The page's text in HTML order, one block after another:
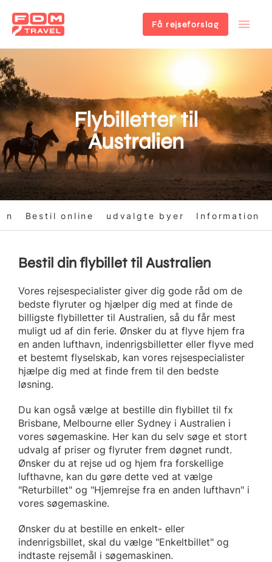
til
hovedindhold
Få rejseforslag
Flybilletter til
Australien
Bestil online udvalgte byer Information
Bestil din flybillet til Australien
Vores rejsespecialister giver dig gode råd om de
bedste flyruter og hjælper dig med at finde de
billigste flybilletter til Australien, så du får mest
muligt ud af din ferie. Ønsker du at flyve hjem fra
en anden lufthavn, indenrigsbilletter eller flyve med
et bestemt flyselskab, kan vores rejsespecialister
hjælpe dig med at finde frem til den bedste
løsning.
Du kan også vælge at bestille din flybillet til fx
Brisbane, Melbourne eller Sydney i Australien i
vores søgemaskine. Her kan du selv søge et stort
udvalg af priser og flyruter frem døgnet rundt.
Ønsker du at rejse ud og hjem fra forskellige
lufthavne, kan du gøre dette ved at vælge
"Returbillet" og "Hjemrejse fra en anden lufthavn" i
vores søgemaskine.
Ønsker du at bestille en enkelt- eller
indenrigsbillet, skal du vælge "Enkeltbillet" og
indtaste rejsemål i søgemaskinen.